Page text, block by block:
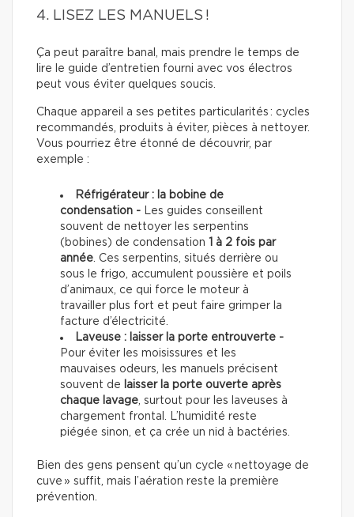
4. LISEZ LES MANUELS !
Ça peut paraître banal, mais prendre le temps de
lire le guide d’entretien fourni avec vos électros
peut vous éviter quelques soucis.
Chaque appareil a ses petites particularités : cycles
recommandés, produits à éviter, pièces à nettoyer.
Vous pourriez être étonné de découvrir, par
exemple :
Réfrigérateur : la bobine de
condensation - Les guides conseillent
souvent de nettoyer les serpentins
(bobines) de condensation
1 à 2 fois par
année. Ces serpentins, situés derrière ou
sous le frigo, accumulent poussière et poils
d’animaux, ce qui force le moteur à
travailler plus fort et peut faire grimper la
facture d’électricité.
Laveuse : laisser la porte entrouverte -
Pour éviter les moisissures et les
mauvaises odeurs, les manuels précisent
souvent de
laisser la porte ouverte après
chaque lavage, surtout pour les laveuses à
chargement frontal. L’humidité reste
piégée sinon, et ça crée un nid à bactéries.
Bien des gens pensent qu’un cycle « nettoyage de
cuve » suffit, mais l’aération reste la première
prévention.